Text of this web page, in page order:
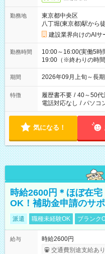
勤務地
東京都中央区
八丁堀(東京都)駅から
建設業界向けのAIサ
勤務時間
10:00～16:00(実働5
19:00（※終わりの時
期間 2026年09月上旬～長
特徴 履歴書不要 / 40～50代
電話対応なし / パソコ
気になる！
時給2600円＊ほぼ在
OK！補助金申請のサ
派遣 職種未経験OK ブランク
給与
時給2600円
交通費別途支給あり